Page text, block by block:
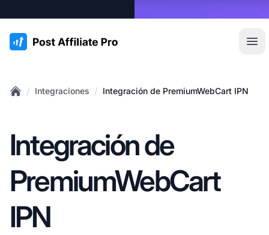
:site.title
/ Integraciones / Integración de PremiumWebCart IPN
Integración de
PremiumWebCart
IPN